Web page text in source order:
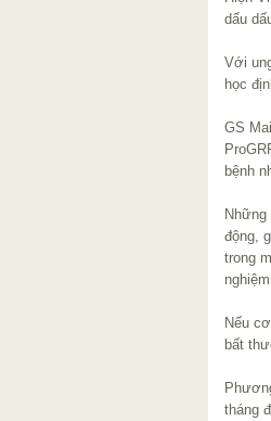
dấu
Với
học
GS
bệnh
động,
trong
Nếu
bất
tháng